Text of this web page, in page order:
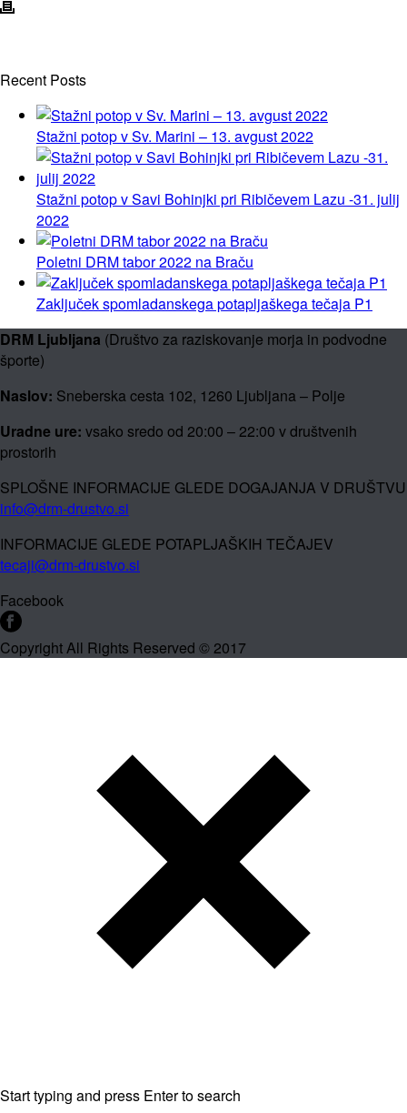
Recent Posts
Stažni potop v Sv. Marini – 13. avgust 2022
Stažni potop v Savi Bohinjki pri Ribičevem Lazu -31. julij
2022
Poletni DRM tabor 2022 na Braču
Zaključek spomladanskega potapljaškega tečaja P1
DRM Ljubljana (Društvo za raziskovanje morja in podvodne
športe)
Naslov: Sneberska cesta 102, 1260 Ljubljana – Polje
Uradne ure: vsako sredo od 20:00 – 22:00 v društvenih
prostorih
SPLOŠNE INFORMACIJE GLEDE DOGAJANJA V DRUŠTVU
info@drm-drustvo.si
INFORMACIJE GLEDE POTAPLJAŠKIH TEČAJEV
tecaji@drm-drustvo.si
Facebook
Copyright All Rights Reserved © 2017
Start typing and press Enter to search